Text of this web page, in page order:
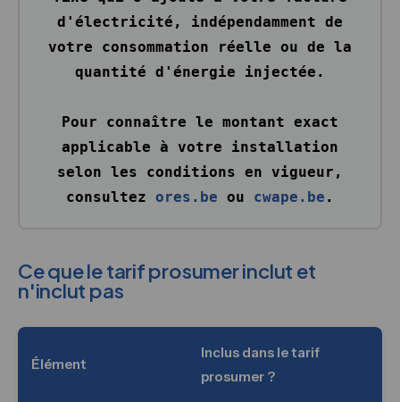
d'électricité, indépendamment de
votre consommation réelle ou de la
quantité d'énergie injectée.
Pour connaître le montant exact
applicable à votre installation
selon les conditions en vigueur,
consultez ores.be ou cwape.be .
Ce que le tarif prosumer inclut et
n'inclut pas
Élément
Inclus dans le tarif
prosumer ?